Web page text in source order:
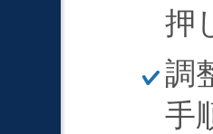
押
ほ
そ
く
調
手